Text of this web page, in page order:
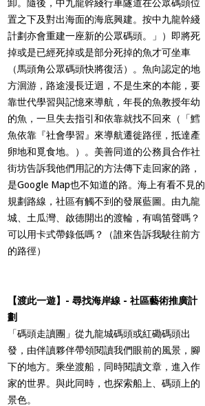
卸。隨後，中九龍幹綫行車隧道在公眾碼頭位
置之下及對出海面的海底興建。按中九龍幹綫
計劃亦會重建一座新的公眾碼頭。」）即將死
掉或是已經死掉或是部分死掉的魚才可坐車
（馬頭角公眾碼頭快將復活）。魚向認定的地
方洄游，路途漫長迂迴，不是生來的本能，要
靠世代學習與記憶來導航，年長的魚教授年幼
的魚，一旦失去指引和依靠就找不回來（「鱈
魚依靠『社會學習』來導航遷徙路徑，抵達產
卵地和覓食地。）。美善同道的公務員合作社
街坊告訴我他們用記的方法傳下走回家的路，
是Google Map也不知道的路。海上有看不見的
規劃路線，社區有觸不到的發展藍圖。由九龍
城、土瓜灣、啟德開出的渡輪，有鳴笛聲嗎？
可以用卡式帶錄低嗎？（誰來告訴我駛往前方
的路徑）
【渡此一遊】- 尋找海岸線 - 社區藝術推廣計
劃
「碼頭走讀團」從九龍城碼頭或紅磡碼頭出
發，由伴讀夥伴帶領閱讀我們眼前的風景，腳
下的地方。乘坐渡船，同時閱讀文章，進入作
家的世界。與此同時，也探索船上、碼頭上的
景色。